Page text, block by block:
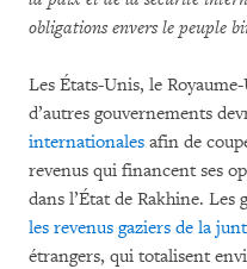
obligations envers le peuple
Les États-Unis, le
d’autres gouvernements
internationales afin de
revenus qui financent ses
dans l’État de Rakhine.
les revenus gaziers de la
étrangers, qui totalisent